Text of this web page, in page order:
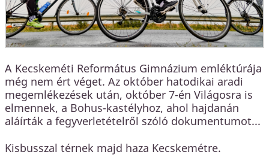
A Kecskeméti Református Gimnázium emléktúrája
még nem ért véget. Az október hatodikai aradi
megemlékezések után, október 7-én Világosra is
elmennek, a Bohus-kastélyhoz, ahol hajdanán
aláírták a fegyverletételről szóló dokumentumot...
Kisbusszal térnek majd haza Kecskemétre.